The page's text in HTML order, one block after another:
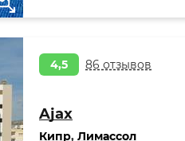
4,5 86 отзывов
Ajax
Кипр, Лимассол